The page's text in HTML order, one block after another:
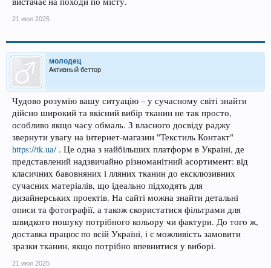
21 июл 2025
молодец
Активный беттор
Чудово розумію вашу ситуацію – у сучасному світі знайти
дійсно широкий та якісний вибір тканин не так просто,
особливо якщо часу обмаль. З власного досвіду раджу
звернути увагу на інтернет-магазин "Текстиль Контакт"
https://tk.uа/ . Це одна з найбільших платформ в Україні, де
представлений надзвичайно різноманітний асортимент: від
класичних бавовняних і лляних тканин до ексклюзивних
сучасних матеріалів, що ідеально підходять для
дизайнерських проектів. На сайті можна знайти детальні
описи та фотографії, а також скористатися фільтрами для
швидкого пошуку потрібного кольору чи фактури. До того ж,
доставка працює по всій Україні, і є можливість замовити
зразки тканин, якщо потрібно впевнитися у виборі.
21 июл 2025